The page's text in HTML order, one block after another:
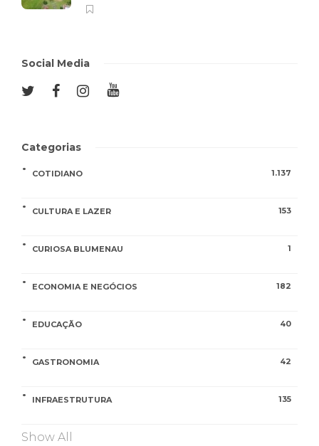
Social Media
Categorias
COTIDIANO 1.137
CULTURA E LAZER 153
CURIOSA BLUMENAU 1
ECONOMIA E NEGÓCIOS 182
EDUCAÇÃO 40
GASTRONOMIA 42
INFRAESTRUTURA 135
Show All